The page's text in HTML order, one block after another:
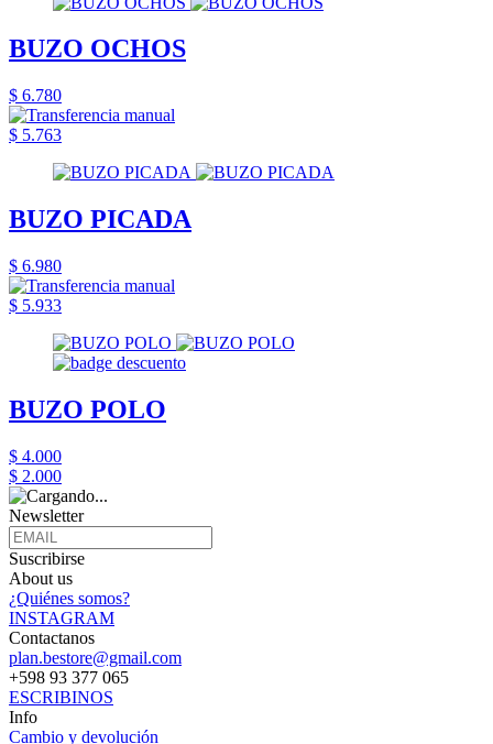
BUZO OCHOS
$ 6.780
$ 5.763
BUZO PICADA
$ 6.980
$ 5.933
BUZO POLO
$ 4.000
$ 2.000
Newsletter
Suscribirse
About us
¿Quiénes somos?
INSTAGRAM
Contactanos
plan.bestore@gmail.com
+598 93 377 065
ESCRIBINOS
Info
Cambio y devolución